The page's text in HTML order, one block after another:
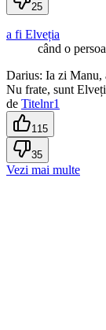
25
a fi Elveția
când o
Darius: Ia zi Manu,
Nu frate, sunt
de Titelnr1
115
35
Vezi mai multe